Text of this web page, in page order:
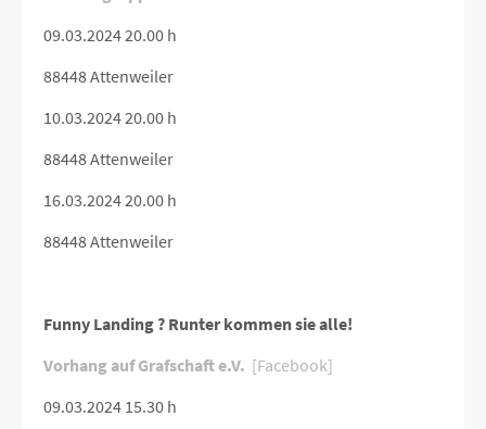
09.03.2024 20.00 h
88448 Attenweiler
10.03.2024 20.00 h
88448 Attenweiler
16.03.2024 20.00 h
88448 Attenweiler
Funny Landing ? Runter kommen sie alle!
Vorhang auf Grafschaft e.V. [Facebook]
09.03.2024 15.30 h